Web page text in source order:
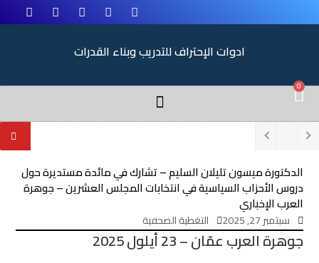
ادوات الإحتراف للتدريب وبناء القدرات
0
الدكتورة ميسون تليلان السليم – تشارك في مائدة مستديرة حول
دروس الأحزاب السياسية في انتخابات المجلس العشرين – جوهرة
العرب الإخباري
سبتمبر 27, 2025 التغطية الصحفية
جوهرة العرب عمّان – 23 أيلول 2025